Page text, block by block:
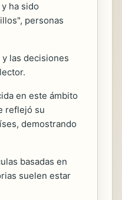
ha sido
personas
las decisiones
en este ámbito
reflejó su
demostrando
basadas en
suelen estar